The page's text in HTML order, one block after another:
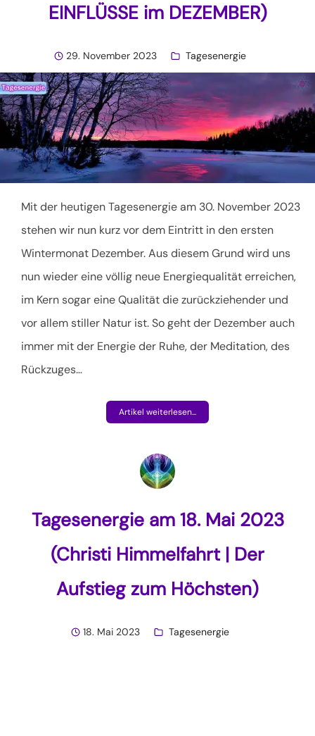
EINFLÜSSE im DEZEMBER)
29. November 2023 Tagesenergie
Mit der heutigen Tagesenergie am 30. November 2023
stehen wir nun kurz vor dem Eintritt in den ersten
Wintermonat Dezember. Aus diesem Grund wird uns
nun wieder eine völlig neue Energiequalität erreichen,
im Kern sogar eine Qualität die zurückziehender und
vor allem stiller Natur ist. So geht der Dezember auch
immer mit der Energie der Ruhe, der Meditation, des
Rückzuges…
Artikel weiterlesen...
Tagesenergie am 18. Mai 2023
(Christi Himmelfahrt | Der
Aufstieg zum Höchsten)
18. Mai 2023 Tagesenergie